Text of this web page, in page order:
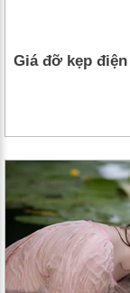
Giá đỡ kẹp